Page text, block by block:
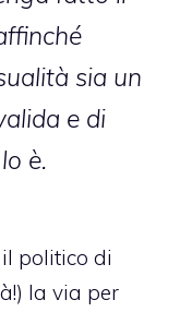
sia un
e di
è.
politico di
la via per